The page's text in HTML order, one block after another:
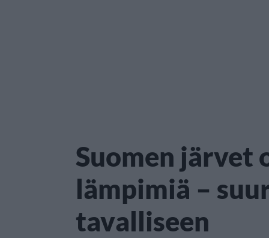
Suomen järvet
lämpimiä –
tavalliseen